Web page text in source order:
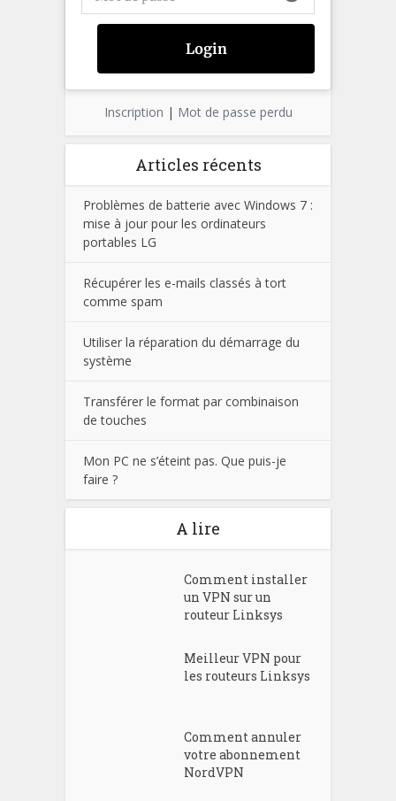
Inscription | Mot de passe perdu
Articles récents
Problèmes de batterie avec Windows 7 :
mise à jour pour les ordinateurs
portables LG
Récupérer les e-mails classés à tort
comme spam
Utiliser la réparation du démarrage du
système
Transférer le format par combinaison
de touches
Mon PC ne s’éteint pas. Que puis-je
faire ?
A lire
Comment installer
un VPN sur un
routeur Linksys
Meilleur VPN pour
les routeurs Linksys
Comment annuler
votre abonnement
NordVPN